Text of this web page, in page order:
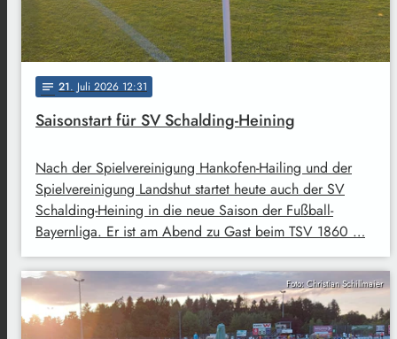
notes 21. Juli 2026 12:31
Saisonstart für SV Schalding-Heining
Nach der Spielvereinigung Hankofen-Hailing und der
Spielvereinigung Landshut startet heute auch der SV
Schalding-Heining in die neue Saison der Fußball-
Bayernliga. Er ist am Abend zu Gast beim TSV 1860 …
Foto: Christian Schillmaier